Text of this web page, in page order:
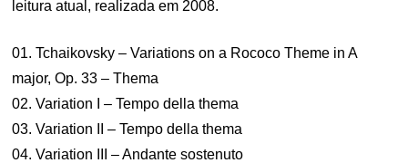
leitura atual, realizada em 2008.
01. Tchaikovsky – Variations on a Rococo Theme in A
major, Op. 33 – Thema
02. Variation I – Tempo della thema
03. Variation II – Tempo della thema
04. Variation III – Andante sostenuto